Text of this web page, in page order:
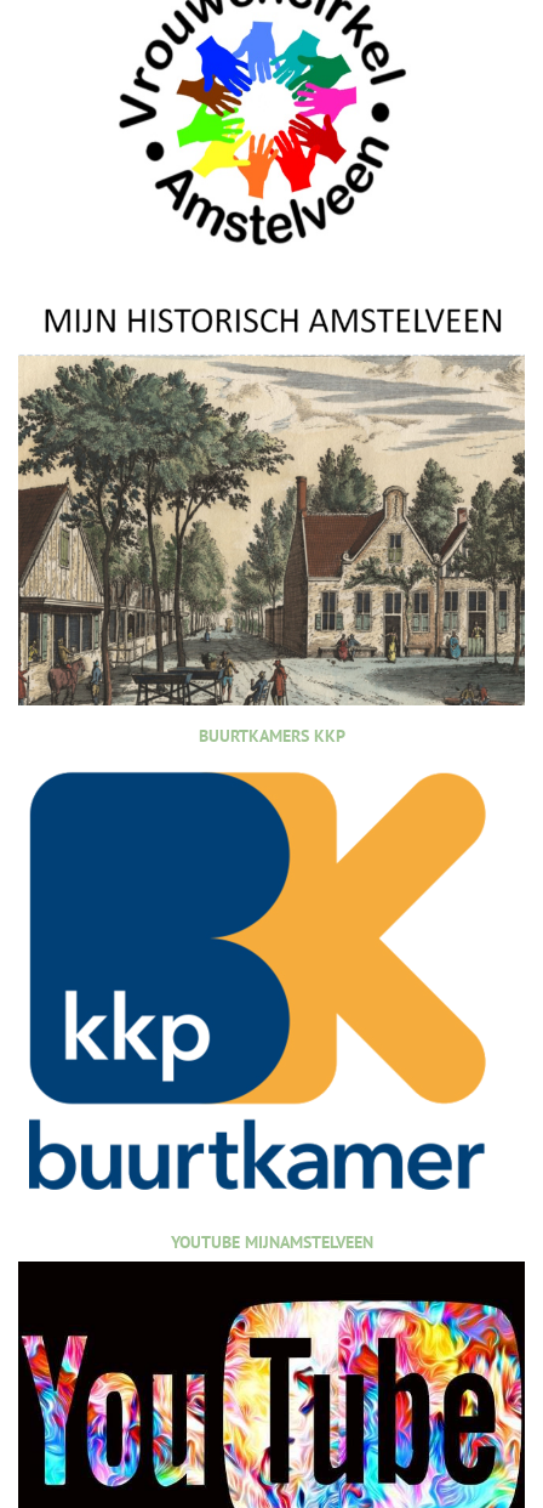
BUURTKAMERS KKP
YOUTUBE MIJNAMSTELVEEN